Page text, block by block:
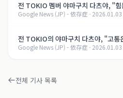
전 TOKIO 멤버 야마구치 다츠야, "
다, 지금은..." 알코올 의존증 회복의
Google News (JP) - 依存症 · 2026.01.03
전 TOKIO의 야마구치 다츠야, "고통
금은..." 알코올 의존증 회복의 여정【
Google News (JP) - 依存症 · 2026.01.03
전체 기사 목록